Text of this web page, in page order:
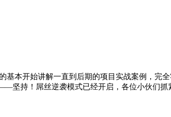
基本开始讲解一直到后期的项目实战案例，完
坚持！屌丝逆袭模式已经开启，各位小伙们抓